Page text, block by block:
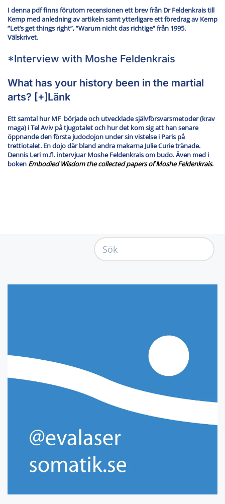
I denna pdf finns förutom recensionen ett brev från Dr Feldenkrais till
Kemp med anledning av artikeln samt ytterligare ett föredrag av Kemp
”Let’s get things right”, ”Warum nicht das richtige” från 1995.
Välskrivet.
*Interview with Moshe Feldenkrais
What has your history been in the martial
arts? [+]Länk
Ett samtal hur MF började och utvecklade självförsvarsmetoder (krav
maga) i Tel Aviv på tjugotalet och hur det kom sig att han senare
öppnande den första judodojon under sin vistelse i Paris på
trettiotalet. En dojo där bland andra makarna Julie Curie tränade.
Dennis Leri m.fl. intervjuar Moshe Feldenkrais om budo. Även med i
boken Embodied Wisdom the collected papers of Moshe Feldenkrais.